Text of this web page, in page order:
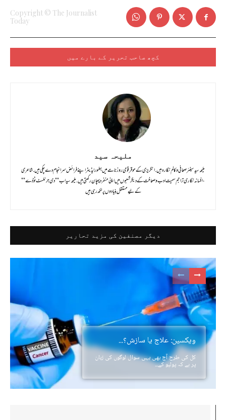
Copyright © The Journalist
Today
کچھ صاحب تحریر کے بارے میں
ملیحہ سید
ملیحہ سید سینئر صحافی و کالم نگارہ ہیں . انگریزی کے موقر قومی روزنامے میں بطور ایڈیٹر اپنے فرائض سر انجام دے چکی ہیں . شاعری
، افسانہ نگاری تراجم سمیت ادب و صحافت کے دیگر شعبوں میں اپنی منفرد پہچان رکھتی ہیں . ملیحہ سید اب ""دی جرنلسٹ ٹوڈے""
کے لیے مستقل بنیادوں پر لکھ رہی ہیں
دیگر مصنفین کی مزید تحاریر
ویکسین: علاج یا سازش؟...
کل کی طرح آج بھی یہی سوال لوگوں کی زبان
پر ہے کہ پولیو کے...